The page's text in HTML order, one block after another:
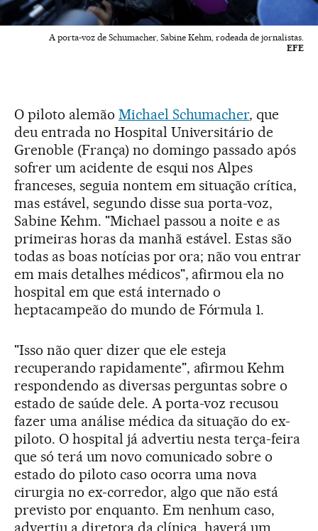
A porta-voz de Schumacher, Sabine Kehm, rodeada de jornalistas.
EFE
O piloto alemão Michael Schumacher, que
deu entrada no Hospital Universitário de
Grenoble (França) no domingo passado após
sofrer um acidente de esqui nos Alpes
franceses, seguia nontem em situação crítica,
mas estável, segundo disse sua porta-voz,
Sabine Kehm. "Michael passou a noite e as
primeiras horas da manhã estável. Estas são
todas as boas notícias por ora; não vou entrar
em mais detalhes médicos", afirmou ela no
hospital em que está internado o
heptacampeão do mundo de Fórmula 1.
"Isso não quer dizer que ele esteja
recuperando rapidamente", afirmou Kehm
respondendo as diversas perguntas sobre o
estado de saúde dele. A porta-voz recusou
fazer uma análise médica da situação do ex-
piloto. O hospital já advertiu nesta terça-feira
que só terá um novo comunicado sobre o
estado do piloto caso ocorra uma nova
cirurgia no ex-corredor, algo que não está
previsto por enquanto. Em nenhum caso,
advertiu a diretora da clínica, haverá um